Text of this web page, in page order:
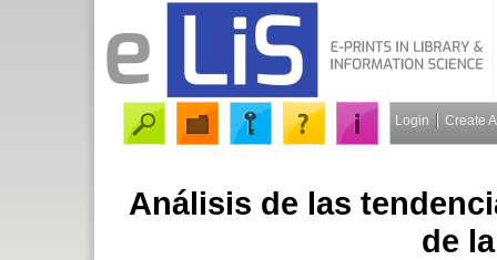
Login Create
Análisis de las
de